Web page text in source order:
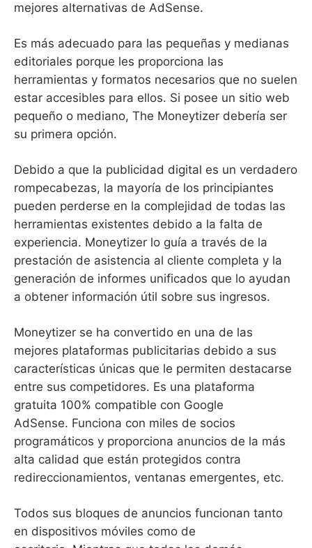
mejores alternativas de AdSense.
Es más adecuado para las pequeñas y medianas
editoriales porque les proporciona las
herramientas y formatos necesarios que no suelen
estar accesibles para ellos. Si posee un sitio web
pequeño o mediano, The Moneytizer debería ser
su primera opción.
Debido a que la publicidad digital es un verdadero
rompecabezas, la mayoría de los principiantes
pueden perderse en la complejidad de todas las
herramientas existentes debido a la falta de
experiencia. Moneytizer lo guía a través de la
prestación de asistencia al cliente completa y la
generación de informes unificados que lo ayudan
a obtener información útil sobre sus ingresos.
Moneytizer se ha convertido en una de las
mejores plataformas publicitarias debido a sus
características únicas que le permiten destacarse
entre sus competidores. Es una plataforma
gratuita 100% compatible con Google
AdSense. Funciona con miles de socios
programáticos y proporciona anuncios de la más
alta calidad que están protegidos contra
redireccionamientos, ventanas emergentes, etc.
Todos sus bloques de anuncios funcionan tanto
en dispositivos móviles como de